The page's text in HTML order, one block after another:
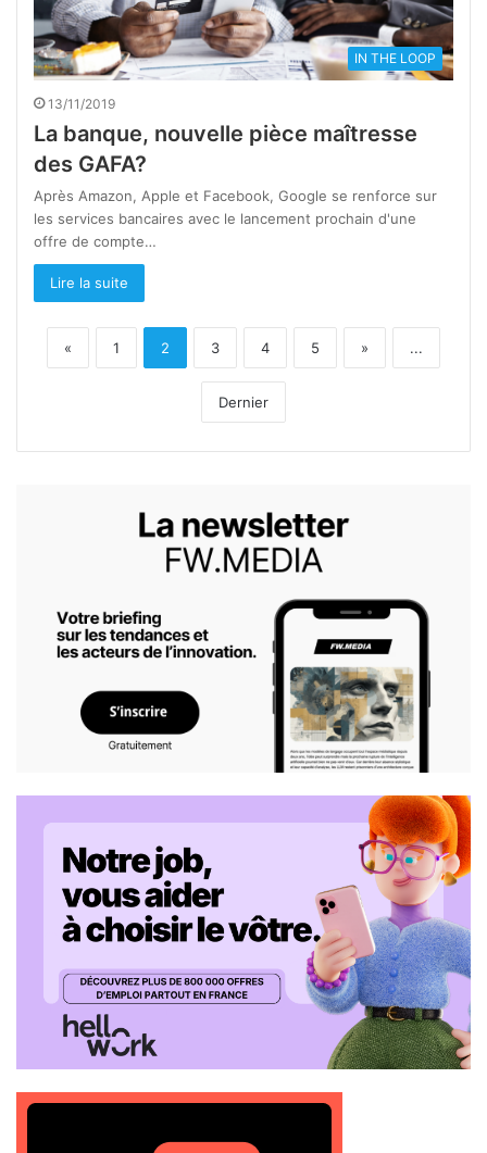
IN THE LOOP
13/11/2019
La banque, nouvelle pièce maîtresse
des GAFA?
Après Amazon, Apple et Facebook, Google se renforce sur
les services bancaires avec le lancement prochain d'une
offre de compte…
Lire la suite
« 1 2 3 4 5 » ...
Dernier